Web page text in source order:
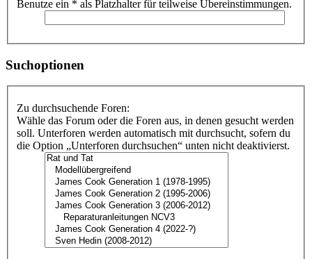
Benutze ein * als Platzhalter für teilweise Übereinstimmungen.
Suchoptionen
Zu durchsuchende Foren:
Wähle das Forum oder die Foren aus, in denen gesucht werden
soll. Unterforen werden automatisch mit durchsucht, sofern du
die Option „Unterforen durchsuchen“ unten nicht deaktivierst.